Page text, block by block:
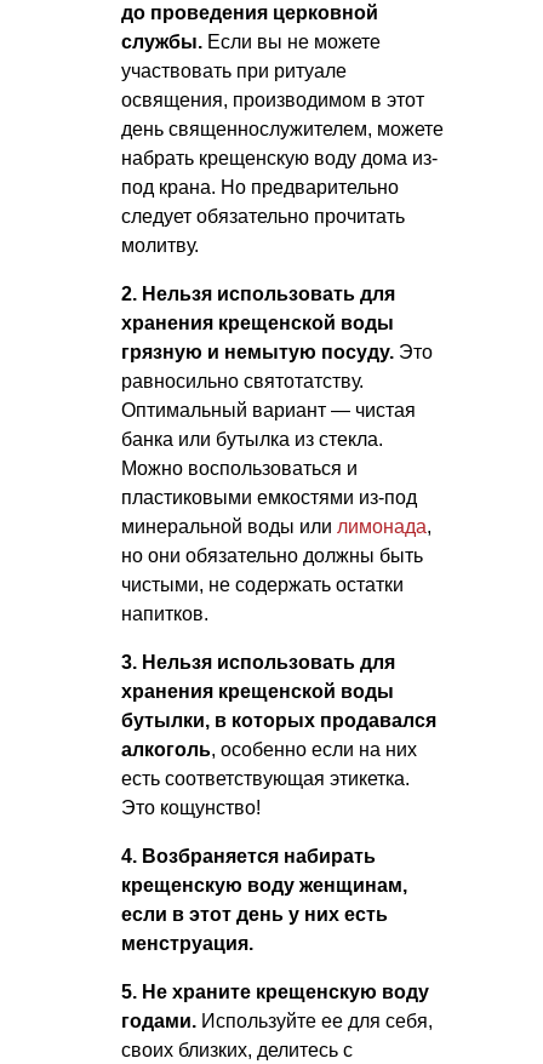
до проведения церковной
службы. Если вы не можете
участвовать при ритуале
освящения, производимом в этот
день священнослужителем, можете
набрать крещенскую воду дома из-
под крана. Но предварительно
следует обязательно прочитать
молитву.
2. Нельзя использовать для
хранения крещенской воды
грязную и немытую посуду. Это
равносильно святотатству.
Оптимальный вариант — чистая
банка или бутылка из стекла.
Можно воспользоваться и
пластиковыми емкостями из-под
минеральной воды или лимонада,
но они обязательно должны быть
чистыми, не содержать остатки
напитков.
3. Нельзя использовать для
хранения крещенской воды
бутылки, в которых продавался
алкоголь, особенно если на них
есть соответствующая этикетка.
Это кощунство!
4. Возбраняется набирать
крещенскую воду женщинам,
если в этот день у них есть
менструация.
5. Не храните крещенскую воду
годами. Используйте ее для себя,
своих близких, делитесь с